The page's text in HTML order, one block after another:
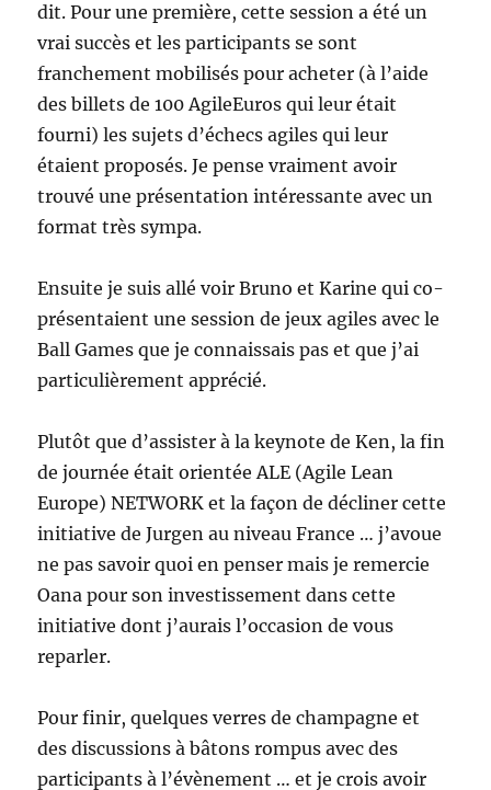
dit. Pour une première, cette session a été un
vrai succès et les participants se sont
franchement mobilisés pour acheter (à l’aide
des billets de 100 AgileEuros qui leur était
fourni) les sujets d’échecs agiles qui leur
étaient proposés. Je pense vraiment avoir
trouvé une présentation intéressante avec un
format très sympa.
Ensuite je suis allé voir Bruno et Karine qui co-
présentaient une session de jeux agiles avec le
Ball Games que je connaissais pas et que j’ai
particulièrement apprécié.
Plutôt que d’assister à la keynote de Ken, la fin
de journée était orientée ALE (Agile Lean
Europe) NETWORK et la façon de décliner cette
initiative de Jurgen au niveau France … j’avoue
ne pas savoir quoi en penser mais je remercie
Oana pour son investissement dans cette
initiative dont j’aurais l’occasion de vous
reparler.
Pour finir, quelques verres de champagne et
des discussions à bâtons rompus avec des
participants à l’évènement … et je crois avoir